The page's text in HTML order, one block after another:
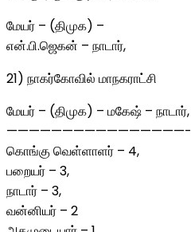
மேயர் – (திமுக) –
என்.பி.ஜெகன் – நாடார்,
21) நாகர்கோவில் மாநகராட்சி
மேயர் – (திமுக) – மகேஷ் – நாடார்,
————————————————-
கொங்கு வெள்ளாளர் – 4,
பறையர் – 3,
நாடார் – 3,
வன்னியர் – 2